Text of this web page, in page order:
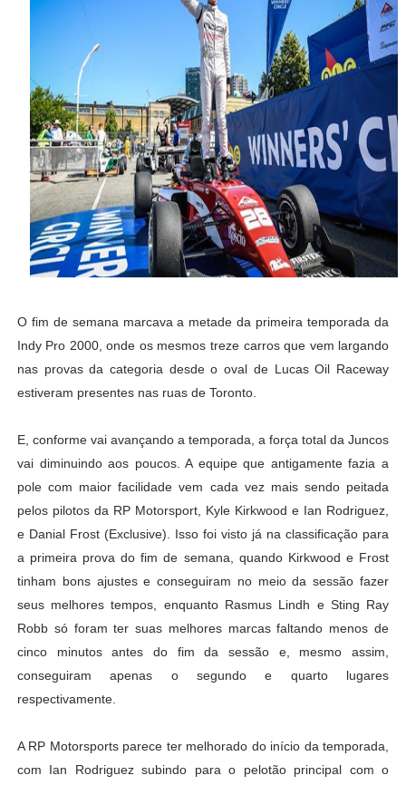
O fim de semana marcava a metade da primeira temporada da
Indy Pro 2000, onde os mesmos treze carros que vem largando
nas provas da categoria desde o oval de Lucas Oil Raceway
estiveram presentes nas ruas de Toronto.
E, conforme vai avançando a temporada, a força total da Juncos
vai diminuindo aos poucos. A equipe que antigamente fazia a
pole com maior facilidade vem cada vez mais sendo peitada
pelos pilotos da RP Motorsport, Kyle Kirkwood e Ian Rodriguez,
e Danial Frost (Exclusive). Isso foi visto já na classificação para
a primeira prova do fim de semana, quando Kirkwood e Frost
tinham bons ajustes e conseguiram no meio da sessão fazer
seus melhores tempos, enquanto Rasmus Lindh e Sting Ray
Robb só foram ter suas melhores marcas faltando menos de
cinco minutos antes do fim da sessão e, mesmo assim,
conseguiram apenas o segundo e quarto lugares
respectivamente.
A RP Motorsports parece ter melhorado do início da temporada,
com Ian Rodriguez subindo para o pelotão principal com o